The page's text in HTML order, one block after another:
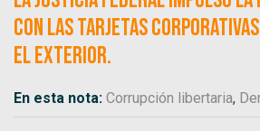
con las tarjetas corporativas
el exterior.
En esta nota: Corrupción libertaria,